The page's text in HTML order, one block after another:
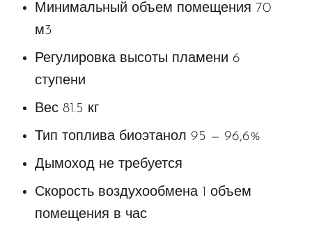
Минимальный объем помещения 70
м3
Регулировка высоты пламени 6
ступени
Вес 81.5 кг
Тип топлива биоэтанол 95 — 96,6%
Дымоход не требуется
Скорость воздухообмена 1 объем
помещения в час